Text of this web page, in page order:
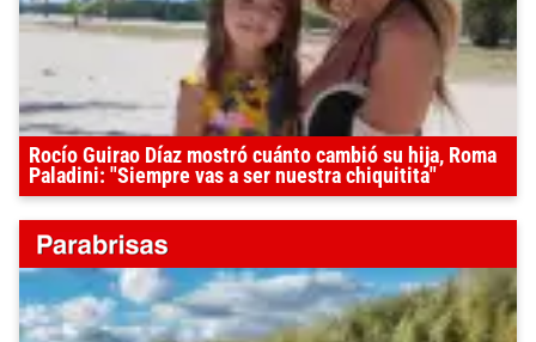
Rocío Guirao Díaz mostró cuánto cambió su hija, Roma
Paladini: "Siempre vas a ser nuestra chiquitita"